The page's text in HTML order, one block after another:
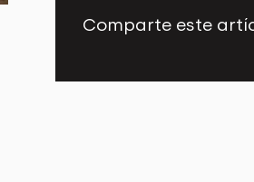
Comparte este